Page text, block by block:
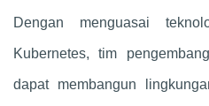
Dengan menguasai
Kubernetes, tim
dapat membangun